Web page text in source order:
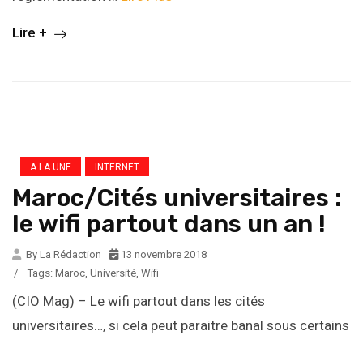
Lire +
A LA UNE INTERNET
Maroc/Cités universitaires :
le wifi partout dans un an !
By La Rédaction
13 novembre 2018
/
Tags: Maroc Université Wifi
(CIO Mag) – Le wifi partout dans les cités
universitaires…, si cela peut paraitre banal sous certains